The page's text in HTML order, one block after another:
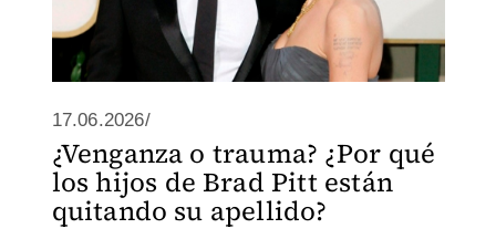
17.06.2026/
¿Venganza o trauma? ¿Por qué
los hijos de Brad Pitt están
quitando su apellido?